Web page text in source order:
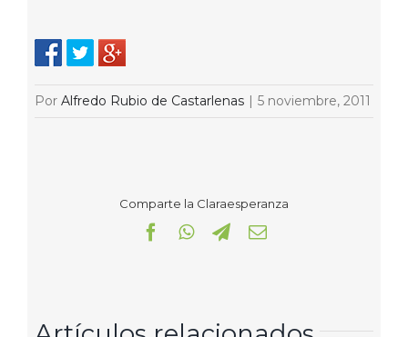
Por Alfredo Rubio de Castarlenas 5 noviembre, 2011
Comparte la Claraesperanza
Facebook
WhatsApp
Telegram
Correo